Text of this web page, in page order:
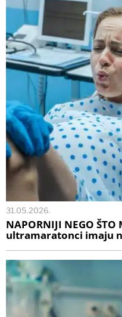
31.05.2026.
NAPORNIJI NEGO
ultramaratonci imaju